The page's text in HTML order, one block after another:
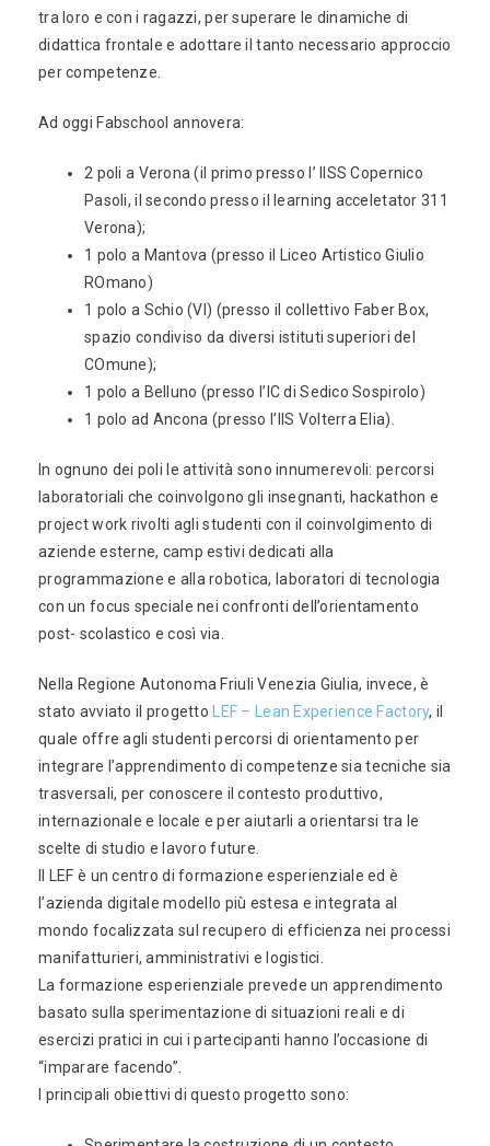
tra loro e con i ragazzi, per superare le dinamiche di
didattica frontale e adottare il tanto necessario approccio
per competenze.
Ad oggi Fabschool annovera:
2 poli a Verona (il primo presso l’ IISS Copernico
Pasoli, il secondo presso il learning acceletator 311
Verona);
1 polo a Mantova (presso il Liceo Artistico Giulio
ROmano)
1 polo a Schio (VI) (presso il collettivo Faber Box,
spazio condiviso da diversi istituti superiori del
COmune);
1 polo a Belluno (presso l’IC di Sedico Sospirolo)
1 polo ad Ancona (presso l’IIS Volterra Elia).
In ognuno dei poli le attività sono innumerevoli: percorsi
laboratoriali che coinvolgono gli insegnanti, hackathon e
project work rivolti agli studenti con il coinvolgimento di
aziende esterne, camp estivi dedicati alla
programmazione e alla robotica, laboratori di tecnologia
con un focus speciale nei confronti dell’orientamento
post- scolastico e così via.
Nella Regione Autonoma Friuli Venezia Giulia, invece, è
stato avviato il progetto LEF – Lean Experience Factory, il
quale offre agli studenti percorsi di orientamento per
integrare l’apprendimento di competenze sia tecniche sia
trasversali, per conoscere il contesto produttivo,
internazionale e locale e per aiutarli a orientarsi tra le
scelte di studio e lavoro future.
Il LEF è un centro di formazione esperienziale ed è
l’azienda digitale modello più estesa e integrata al
mondo focalizzata sul recupero di efficienza nei processi
manifatturieri, amministrativi e logistici.
La formazione esperienziale prevede un apprendimento
basato sulla sperimentazione di situazioni reali e di
esercizi pratici in cui i partecipanti hanno l’occasione di
“imparare facendo”.
I principali obiettivi di questo progetto sono: